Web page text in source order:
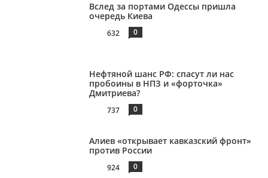
Вслед за портами Одессы пришла
очередь Киева
632 0
Нефтяной шанс РФ: спасут ли нас
пробоины в НПЗ и «форточка»
Дмитриева?
737 0
Алиев «открывает кавказский фронт»
против России
924 0